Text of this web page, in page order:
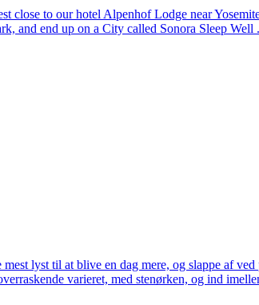
close to our hotel Alpenhof Lodge near
and end up on a City called Sonora Sleep Well
lyst til at blive en dag mere, og slappe af
varieret, med stenørken, og ind